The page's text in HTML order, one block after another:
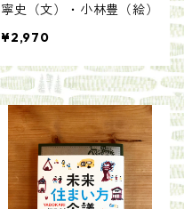
寧史（文）・小林豊（絵）
¥2,970